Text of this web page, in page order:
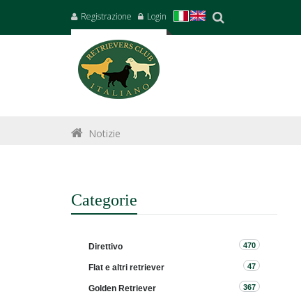
Registrazione Login
Notizie
Categorie
Direttivo 470
Flat e altri retriever 47
Golden Retriever 367